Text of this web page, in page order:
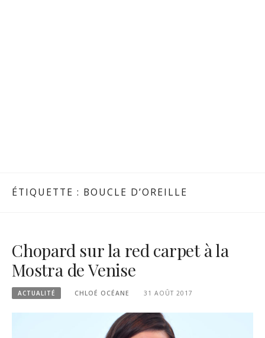
ÉTIQUETTE : BOUCLE D’OREILLE
Chopard sur la red carpet à la
Mostra de Venise
ACTUALITÉ CHLOÉ OCÉANE 31 AOÛT 2017